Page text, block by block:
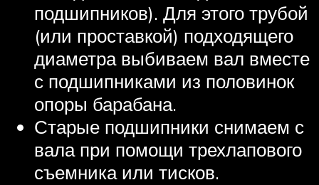
подшипников). Для этого трубой
(или проставкой) подходящего
диаметра выбиваем вал вместе
с подшипниками из половинок
опоры барабана.
Старые подшипники снимаем с
вала при помощи трехлапового
съемника или тисков.